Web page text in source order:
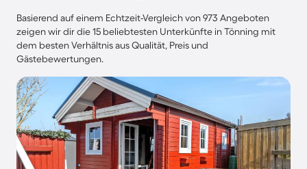
Basierend auf einem Echtzeit-Vergleich von 973 Angeboten
zeigen wir dir die 15 beliebtesten Unterkünfte in Tönning mit
dem besten Verhältnis aus Qualität, Preis und
Gästebewertungen.